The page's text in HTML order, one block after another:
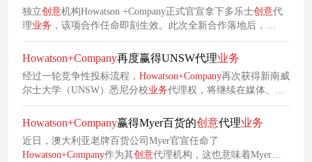
独立创意机构Howatson +Company正式官宣拿下多乐士创意代
理业务 ，该项合作任命即刻生效。此次全新合作落地后，
Howatson+Company将全面承接多乐士澳大利亚市场的品牌发展
工作，全权负责品牌战略规划、创意内容打造与全链路生产落
Howatson+Company再度赢得UNSW代理业务
经过一轮竞争性投标流程， Howatson+Company再次获得新南威
尔士大学（UNSW）悉尼分校业务代理权，将继续在媒体、
意和内容制作方面与该校展开合作。此前，该机构于2022年首
次被任命负责媒体
业务，并于2023年进一步获得创意和制作
Howatson+Company赢得Myer百货的创意代理业务
近日，澳大利亚老牌百货公司Myer官宣任命了
Howatson+Company作为其创意代理机构，这也意味着Myer与